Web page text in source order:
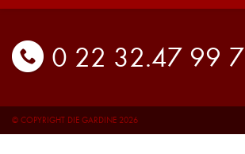
0 22 32.47 99 7
© COPYRIGHT DIE GARDINE 2026